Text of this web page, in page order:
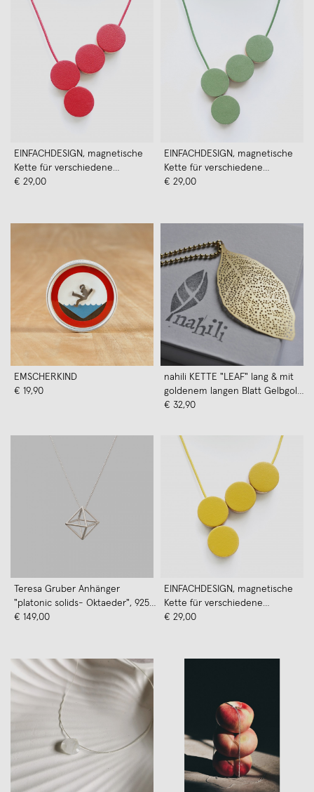
EINFACHDESIGN, magnetische
Kette für verschiedene
Kettenformationen, Leder auf
€ 29,00
EINFACHDESIGN, magnetische
Kette für verschiedene
Kettenformationen, Leder auf
€ 29,00
EMSCHERKIND
€ 19,90
nahili KETTE "LEAF" lang & mit
goldenem langen Blatt Gelbgold
14K Kügelchenkette
€ 32,90
Teresa Gruber Anhänger
"platonic solids- Oktaeder", 925
Silber
€ 149,00
EINFACHDESIGN, magnetische
Kette für verschiedene
Kettenformationen, Leder auf
€ 29,00